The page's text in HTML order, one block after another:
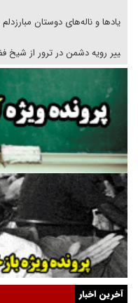
فریاد‌ها و ناله‌های دوستان
تغییر رویه دشمن در ترور از شیخ
خرید قسطی اولش خنده و آخرش
فوتبال و آن «بالا»!
راهبرد غافلگیری با نسل جدید
جنجال پزشکان تقلبی در صنعت
یهودی‌ها در ادبیات داستانی اروپا؛
گفت‌وگو با خواهر یکی از شهدای
اهل خدمت بی‌منت بود
جزئیات شکنجه‌هایم فراتر از آن
آخرین اخبار